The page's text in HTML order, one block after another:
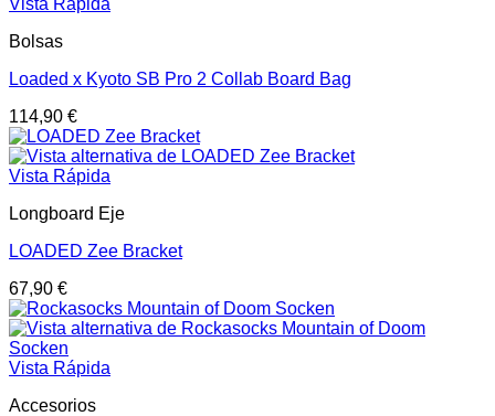
Vista Rápida
Bolsas
Loaded x Kyoto SB Pro 2 Collab Board Bag
114,90 €
Vista Rápida
Longboard Eje
LOADED Zee Bracket
67,90 €
Vista Rápida
Accesorios